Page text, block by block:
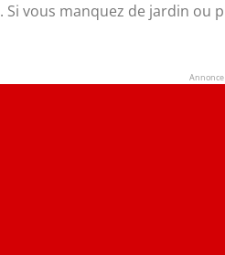
. Si vous manquez de jardin ou
Annonce